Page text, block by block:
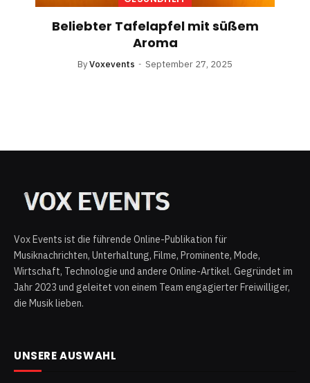
Beliebter Tafelapfel mit süßem
Aroma
ByVoxevents September 27, 2025
Vox Events ist die führende Online-Publikation für
Musiknachrichten, Unterhaltung, Filme, Prominente, Mode,
Wirtschaft, Technologie und andere Online-Artikel. Gegründet im
Jahr 2023 und geleitet von einem Team engagierter Freiwilliger,
die Musik lieben.
UNSERE AUSWAHL